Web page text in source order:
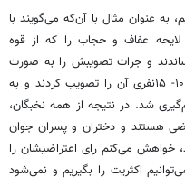
عنوان مثال با آن‌که می‌گویند با
عفاف و حجاب را که از قوه
بند دریافت کردند به ۷۰ بند رساندند و جرات تصویبش را به صورت
شفاف و عمومی نداشتند و در یک کمسیون ۱۰- ۱۵نفری آن را تصویب کردند و به
شد. در نتیجه از همه نخبگان،
هستند و دختران و پسران جوان
خواهش می‌کنم رای اعتراضیشان را
اکثریت را بگیریم و نمی‌شود